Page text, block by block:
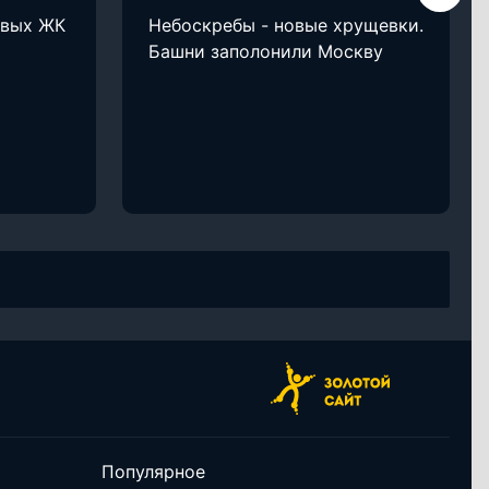
ЖК
Небоскребы - новые хрущевки.
Башни заполонили Москву
Популярное